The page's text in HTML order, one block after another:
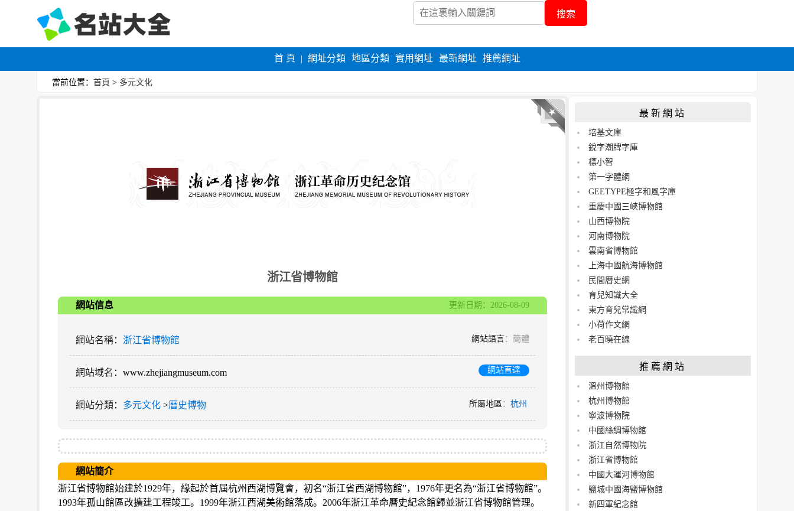
首 頁 網址分類 地區分類 實用網址 最新網址 推薦網址
當前位置： 首頁 > 多元文化
浙江省博物館
網站信息 更新日期：2026-08-09
網站名稱： 浙江省博物館 網站語言：簡體
網站域名 ：www.zhejiangmuseum.com 網站直達
網站分類 ： 多元文化 >曆史博物 所屬地區 ： 杭州
網站簡介
浙江省博物館始建於1929年，緣起於首屆杭州西湖博覽會，初名“浙江省西湖博物館”，1976年更名為“浙江省博物館”。
1993年孤山館區改擴建工程竣工。1999年浙江西湖美術館落成。2006年浙江革命曆史紀念館歸並浙江省博物館管理。
最新網站
培基文庫
銳字潮牌字庫
標小智
第一字體網
GEETYPE極字和風字庫
重慶中國三峽博物館
山西博物院
河南博物院
雲南省博物館
上海中國航海博物館
民間曆史網
育兒知識大全
東方育兒常識網
小荷作文網
老百曉在線
推薦網站
溫州博物館
杭州博物館
寧波博物院
中國絲綢博物館
浙江自然博物院
浙江省博物館
中國大運河博物館
鹽城中國海鹽博物館
新四軍紀念館